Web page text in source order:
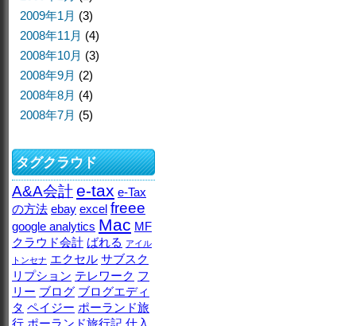
2009年1月 (3)
2008年11月 (4)
2008年10月 (3)
2008年9月 (2)
2008年8月 (4)
2008年7月 (5)
タグクラウド
A&A会計e-tax e-Tax
の方法 ebay excel freee
google analytics Mac MF
クラウド会計 ばれる アイル
トンセナ エクセル サブスク
リプション テレワーク フ
リー ブログ ブログエディ
タ ペイジー ポーランド旅
行 ポーランド旅行記 仕入